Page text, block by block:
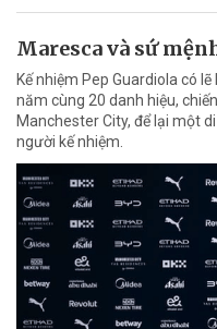
Maresca và sứ
Kế nhiệm Pep Guardiola có
năm cùng 20 danh hiệu,
Manchester City, để lại một
người kế nhiệm.